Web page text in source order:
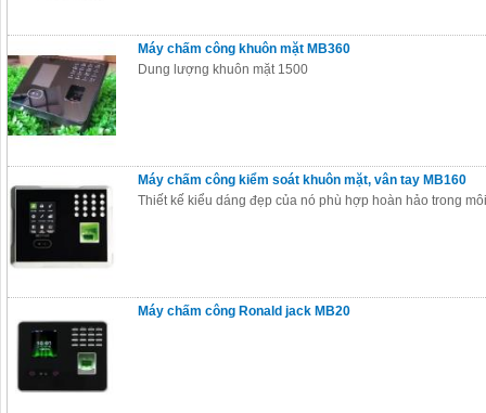
Máy chấm công khuôn mặt MB360
Dung lượng khuôn mặt 1500
Máy chấm công kiểm soát khuôn mặt, vân tay MB160
Thiết kế kiểu dáng đẹp của nó phù hợp hoàn hảo trong
Máy chấm công Ronald jack MB20